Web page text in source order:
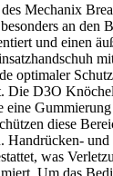
Mechanix
an den
und einen
optimaler
Die D3O
eine
diese
Handrücken-
was
Um das